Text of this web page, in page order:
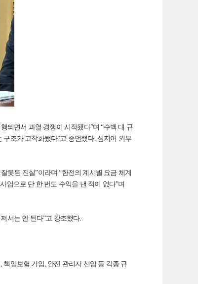
되면서 과열 경쟁이 시작됐다”며 “수백 대 규
조가 고착화됐다”고 증언했다. 심지어 외부
못된 진실”이라며 “한전의 계시별 요금 체계
업으로 단 한 번도 수익을 낸 적이 없다”며
서는 안 된다”고 강조했다.
임보험 가입, 안전 관리자 선임 등 각종 규